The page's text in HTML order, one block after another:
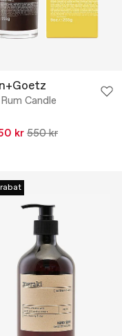
Candle
kr550 kr